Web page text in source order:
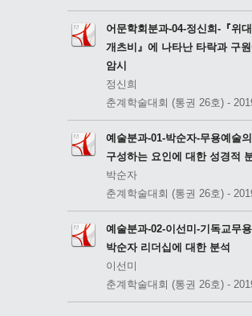
어문학회분과-04-정신희-『위
개츠비』에 나타난 타락과 구
암시
정신희
춘계학술대회 (통권 26호) -
예술분과-01-박순자-무용예술
구성하는 요인에 대한 성경적
박순자
춘계학술대회 (통권 26호) -
예술분과-02-이선미-기독교무
박순자 리더십에 대한 분석
이선미
춘계학술대회 (통권 26호) -